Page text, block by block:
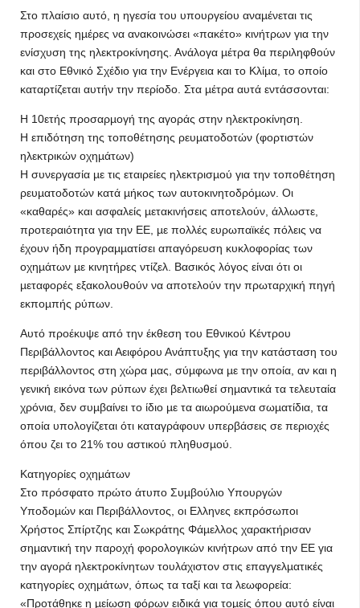
Στο πλαίσιο αυτό, η ηγεσία του υπουργείου αναµένεται τις
προσεχείς ηµέρες να ανακοινώσει «πακέτο» κινήτρων για την
ενίσχυση της ηλεκτροκίνησης. Ανάλογα µέτρα θα περιληφθούν
και στο Εθνικό Σχέδιο για την Ενέργεια και το Κλίµα, το οποίο
καταρτίζεται αυτήν την περίοδο. Στα µέτρα αυτά εντάσσονται:
Η 10ετής προσαρµογή της αγοράς στην ηλεκτροκίνηση.
Η επιδότηση της τοποθέτησης ρευµατοδοτών (φορτιστών
ηλεκτρικών οχηµάτων)
Η συνεργασία µε τις εταιρείες ηλεκτρισµού για την τοποθέτηση
ρευµατοδοτών κατά µήκος των αυτοκινητοδρόµων. Οι
«καθαρές» και ασφαλείς µετακινήσεις αποτελούν, άλλωστε,
προτεραιότητα για την ΕΕ, µε πολλές ευρωπαϊκές πόλεις να
έχουν ήδη προγραµµατίσει απαγόρευση κυκλοφορίας των
οχηµάτων µε κινητήρες ντίζελ. Βασικός λόγος είναι ότι οι
µεταφορές εξακολουθούν να αποτελούν την πρωταρχική πηγή
εκποµπής ρύπων.
Αυτό προέκυψε από την έκθεση του Εθνικού Κέντρου
Περιβάλλοντος και Αειφόρου Ανάπτυξης για την κατάσταση του
περιβάλλοντος στη χώρα µας, σύµφωνα µε την οποία, αν και η
γενική εικόνα των ρύπων έχει βελτιωθεί σηµαντικά τα τελευταία
χρόνια, δεν συµβαίνει το ίδιο µε τα αιωρούµενα σωµατίδια, τα
οποία υπολογίζεται ότι καταγράφουν υπερβάσεις σε περιοχές
όπου ζει το 21% του αστικού πληθυσµού.
Κατηγορίες οχηµάτων
Στο πρόσφατο πρώτο άτυπο Συµβούλιο Υπουργών
Υποδοµών και Περιβάλλοντος, οι Ελληνες εκπρόσωποι
Χρήστος Σπίρτζης και Σωκράτης Φάµελλος χαρακτήρισαν
σηµαντική την παροχή φορολογικών κινήτρων από την ΕΕ για
την αγορά ηλεκτροκίνητων τουλάχιστον στις επαγγελµατικές
κατηγορίες οχηµάτων, όπως τα ταξί και τα λεωφορεία:
«Προτάθηκε η µείωση φόρων ειδικά για τοµείς όπου αυτό είναι